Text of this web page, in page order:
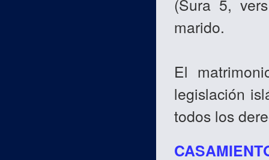
(Sura 5,
marido.
El
legislación
todos los